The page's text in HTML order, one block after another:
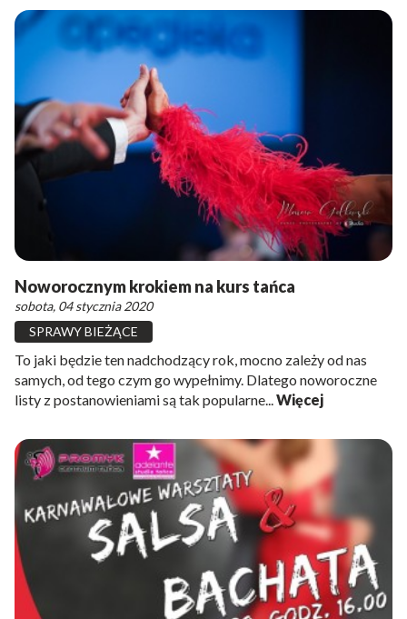
Noworocznym krokiem na kurs tańca
sobota, 04 stycznia 2020
SPRAWY BIEŻĄCE
To jaki będzie ten nadchodzący rok, mocno zależy od nas
samych, od tego czym go wypełnimy. Dlatego noworoczne
listy z postanowieniami są tak popularne... Więcej